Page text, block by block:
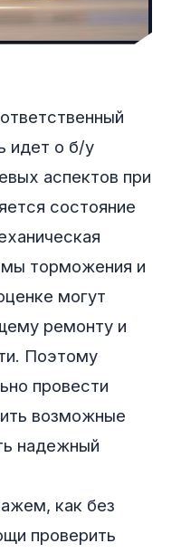
идет о б/у
аспектов при
состояние
торможения и
могут
ремонту и
Поэтому
провести
возможные
надежный
как без
проверить